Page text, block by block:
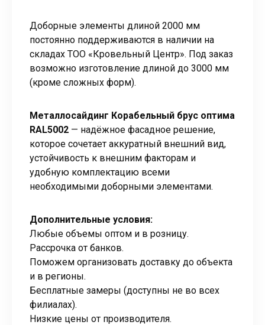
Доборные элементы длиной 2000 мм
постоянно поддерживаются в наличии на
складах ТОО «Кровельный Центр». Под заказ
возможно изготовление длиной до 3000 мм
(кроме сложных форм).
Металлосайдинг Корабельный брус оптима
RAL5002 — надёжное фасадное решение,
которое сочетает аккуратный внешний вид,
устойчивость к внешним факторам и
удобную комплектацию всеми
необходимыми доборными элементами.
Дополнительные условия:
Любые объемы оптом и в розницу.
Рассрочка от банков.
Поможем организовать доставку до объекта
и в регионы.
Бесплатные замеры (доступны не во всех
филиалах).
Низкие цены от производителя.